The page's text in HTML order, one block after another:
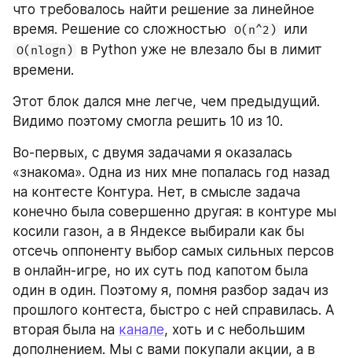
что требовалось найти решение за линейное
время. Решение со сложностью O(n^2)
O(nlogn) в Python уже не влезало бы в лимит
времени.
Этот блок дался мне легче, чем предыдущий.
Видимо поэтому смогла решить 10 из 10.
Во-первых, с двумя задачами я оказалась
«знакома». Одна из них мне попалась год назад
на контесте Контура. Нет, в смысле задача
конечно была совершенно другая: в контуре мы
косили газон, а в Яндексе выбирали как бы
отсечь оппоненту выбор самых сильных персов
в онлайн-игре, но их суть под капотом была
один в один. Поэтому я, помня разбор задач из
прошлого контеста, быстро с ней справилась. А
вторая была на канале, хоть и с небольшим
дополнением. Мы с вами покупали акции, а в